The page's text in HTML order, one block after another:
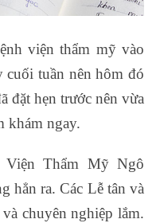
viện thẩm mỹ vào
tuần nên hôm đó
đặt hẹn trước nên vừa
khám ngay.
Viện Thẩm Mỹ Ngô
hẳn ra. Các Lễ tân và
chuyên nghiệp lắm.